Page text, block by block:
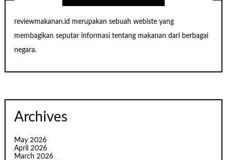
reviewmakanan.id merupakan sebuah webiste yang
membagikan seputar informasi tentang makanan dari berbagai
negara.
Archives
May 2026
April 2026
March 2026